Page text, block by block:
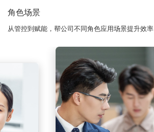
角色场景
从管控到赋能，帮公司不同角色应用场景提升效率